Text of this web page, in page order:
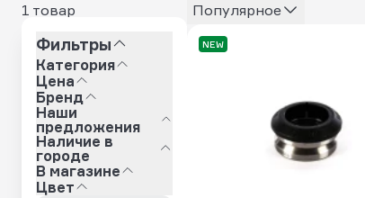
1 товар
Фильтры
Категория
Цена
Бренд
Наши
предложения
Наличие в
городе
В магазине
Цвет
Популярное
NEW